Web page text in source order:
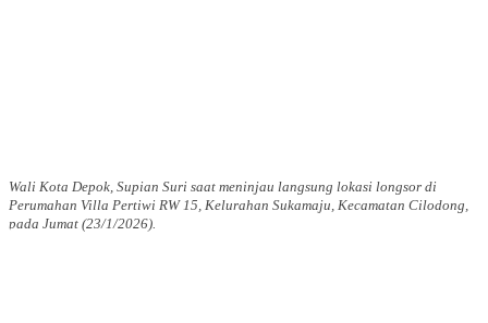
Wali Kota Depok, Supian Suri saat meninjau langsung lokasi longsor di
Perumahan Villa Pertiwi RW 15, Kelurahan Sukamaju, Kecamatan Cilodong,
pada Jumat (23/1/2026).